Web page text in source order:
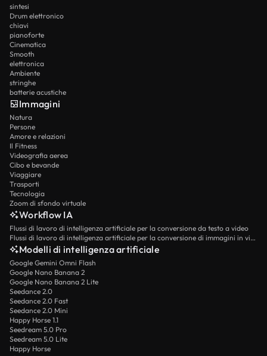
sintesi
Drum elettronico
chiavi
pianoforte
Cinematica
Smooth
elettronica
Ambiente
stringhe
batterie acustiche
Immagini
Natura
Persone
Amore e relazioni
Il Fitness
Videografia aerea
Cibo e bevande
Viaggiare
Trasporti
Tecnologia
Zoom di sfondo virtuale
Workflow IA
Flussi di lavoro di intelligenza artificiale per la conversione da testo a video
Flussi di lavoro di intelligenza artificiale per la conversione di immagini in video
Modelli di intelligenza artificiale
Google Gemini Omni Flash
Google Nano Banana 2
Google Nano Banana 2 Lite
Seedance 2.0
Seedance 2.0 Fast
Seedance 2.0 Mini
Happy Horse 1.1
Seedream 5.0 Pro
Seedream 5.0 Lite
Happy Horse